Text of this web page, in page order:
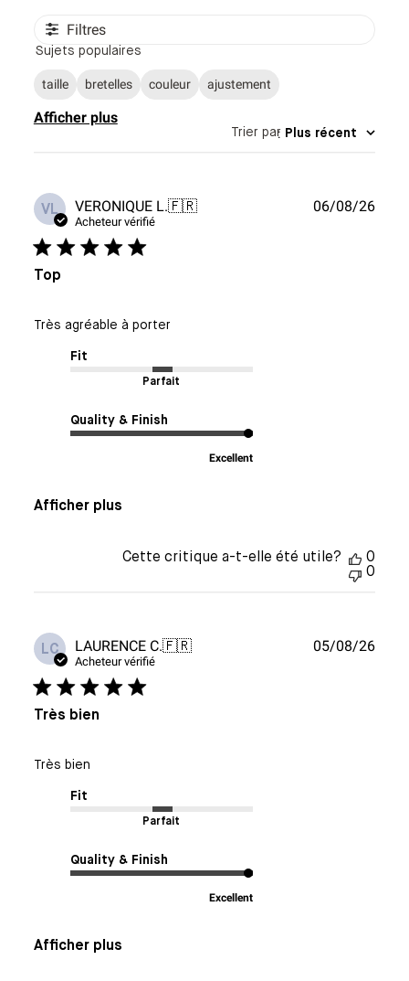
Filtres
Sujets populaires
taille bretelles couleur ajustement
Afficher plus
Trier par: Plus récent
VL VERONIQUE L.🇫🇷
Acheteur vérifié
Top
Très agréable à porter
Fit
Parfait
Quality & Finish
Excellent
Afficher plus
Date
06/08/26
Cette critique a-t-elle été utile?
0
0
LC LAURENCE C.🇫🇷
Acheteur vérifié
Très bien
Très bien
Fit
Parfait
Quality & Finish
Excellent
Afficher plus
Date
05/08/26